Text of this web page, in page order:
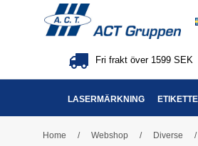
Fri frakt över 1599 SEK
LASERMÄRKNING
Home / Webshop / Diverse /